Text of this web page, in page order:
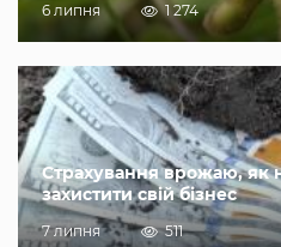
6 липня 1 274
Страхування врожаю, як
захистити свій бізнес
7 липня 511